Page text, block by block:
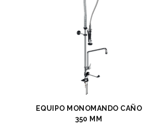
EQUIPO MONOMANDO CAÑO
350 MM